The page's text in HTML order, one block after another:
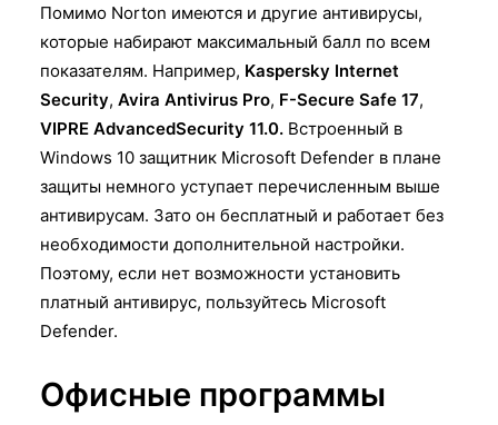
Помимо Norton имеются и другие антивирусы,
которые набирают максимальный балл по всем
показателям. Например, Kaspersky Internet
Security, Avira Antivirus Pro, F-Secure Safe 17,
VIPRE AdvancedSecurity 11.0. Встроенный в
Windows 10 защитник Microsoft Defender в плане
защиты немного уступает перечисленным выше
антивирусам. Зато он бесплатный и работает без
необходимости дополнительной настройки.
Поэтому, если нет возможности установить
платный антивирус, пользуйтесь Microsoft
Defender.
Офисные программы